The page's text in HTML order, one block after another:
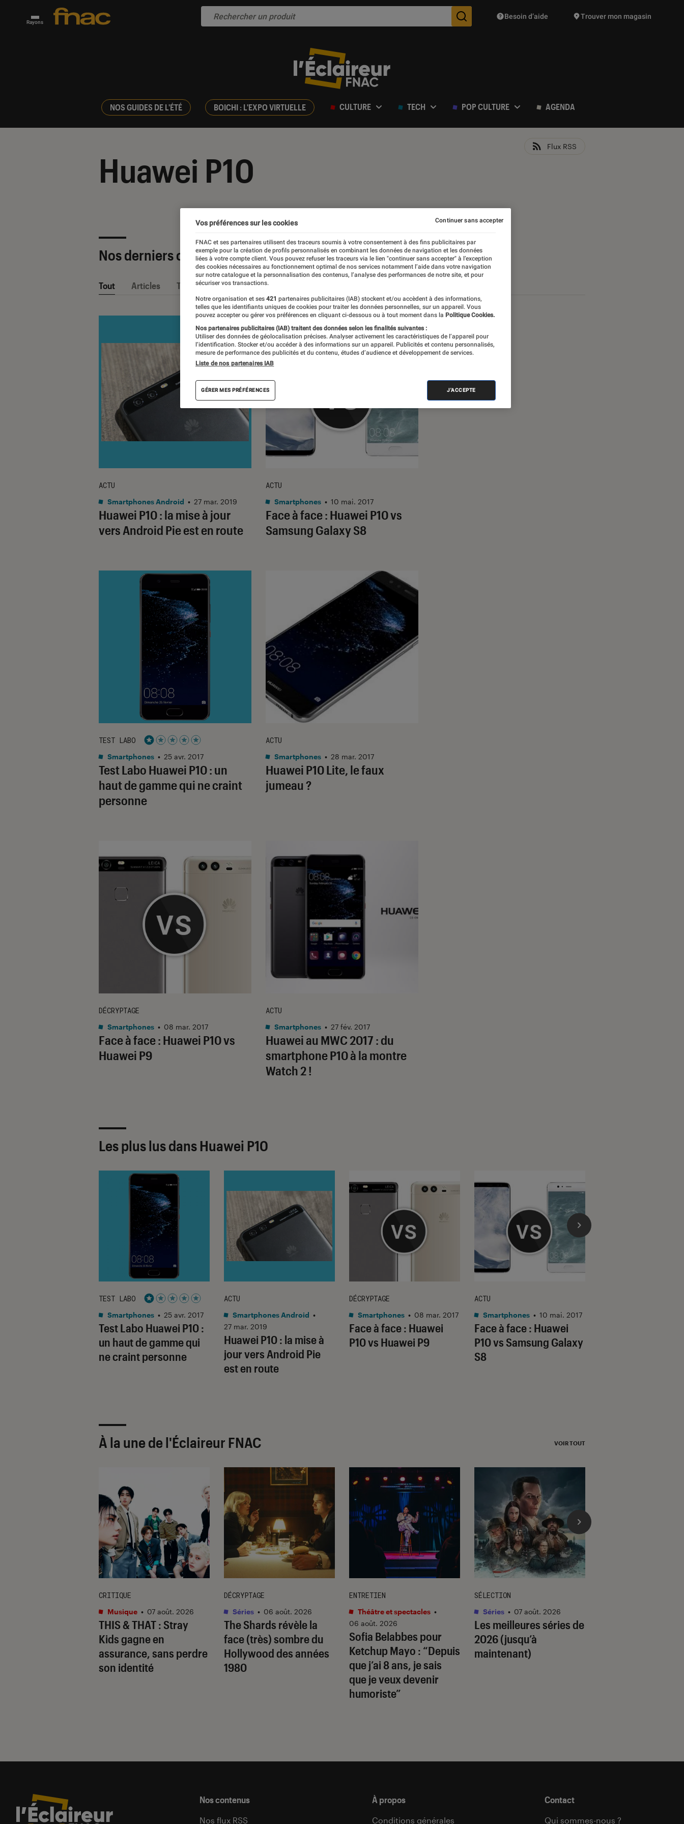
Rayons Des suggestions de produits vont vous être proposées
Besoin d’aide Trouver mon magasin
NOS GUIDES DE L'ÉTÉ BOICHI : L'EXPO VIRTUELLE CULTURE TECH POP CULTURE AGENDA
Huawei P10
Flux RSS
Nos derniers contenus
Tout Articles Tests
Huawei P10 : la mise à jour
vers Android Pie est en route
ACTU
Smartphones Android • 27 mar. 2019
Face à face : Huawei P10 vs
Samsung Galaxy S8
ACTU
Smartphones • 10 mai. 2017
Test Labo Huawei P10 : un
haut de gamme qui ne craint
personne
TEST LABO
Noté 1 étoiles sur 5
Smartphones • 25 avr. 2017
Huawei P10 Lite, le faux
jumeau ?
ACTU
Smartphones • 28 mar. 2017
Face à face : Huawei P10 vs
Huawei P9
DÉCRYPTAGE
Smartphones • 08 mar. 2017
Huawei au MWC 2017 : du
smartphone P10 à la montre
Watch 2 !
ACTU
Smartphones • 27 fév. 2017
Les plus lus dans Huawei P10
Test Labo Huawei P10 :
un haut de gamme qui
ne craint personne
TEST LABO
Noté 1 étoiles sur 5
Smartphones • 25 avr. 2017
Huawei P10 : la mise à
jour vers Android Pie
est en route
ACTU
Smartphones Android •
27 mar. 2019
Face à face : Huawei
P10 vs Huawei P9
DÉCRYPTAGE
Smartphones • 08 mar. 2017
Face à face : Huawei
P10 vs Samsung Galaxy
S8
ACTU
Smartphones • 10 mai. 2017
À la une de l'Éclaireur FNAC VOIR TOUT
THIS & THAT: Stray
Kids gagne en
assurance, sans perdre
son identité
CRITIQUE
Musique • 07 août. 2026
The Shards révèle la
face (très) sombre du
Hollywood des années
1980
DÉCRYPTAGE
Séries • 06 août. 2026
Sofia Belabbes pour
Ketchup Mayo : “Depuis
que j’ai 8 ans, je sais
que je veux devenir
humoriste”
ENTRETIEN
Théâtre et spectacles •
06 août. 2026
Les meilleures séries de
2026 (jusqu’à
maintenant)
SÉLECTION
Séries • 07 août. 2026
l'Éclaireur fnac">
Nos contenus
Nos flux RSS
À propos
Conditions générales
Contact
Qui sommes-nous ?
Vos préférences sur les cookies
FNAC et ses partenaires utilisent des traceurs soumis à votre consentement à des fins publicitaires par
exemple pour la création de profils personnalisés en combinant les données de navigation et les données
liées à votre compte client. Vous pouvez refuser les traceurs via le lien "continuer sans accepter" à l’exception
des cookies nécessaires au fonctionnement optimal de nos services notamment l’aide dans votre navigation
sur notre catalogue et la personnalisation des contenus, l’analyse des performances de notre site, et pour
sécuriser vos transactions.
Notre organisation et ses 421 partenaires publicitaires (IAB) stockent et/ou accèdent à des informations,
telles que les identifiants uniques de cookies pour traiter les données personnelles, sur un appareil. Vous
pouvez accepter ou gérer vos préférences en cliquant ci-dessous ou à tout moment dans la Politique Cookies.
Nos partenaires publicitaires (IAB) traitent des données selon les finalités suivantes :
Utiliser des données de géolocalisation précises. Analyser activement les caractéristiques de l’appareil pour
l’identification. Stocker et/ou accéder à des informations sur un appareil. Publicités et contenu personnalisés,
mesure de performance des publicités et du contenu, études d’audience et développement de services.
Liste de nos partenaires IAB
GÉRER MES PRÉFÉRENCES J'ACCEPTE
Continuer sans accepter